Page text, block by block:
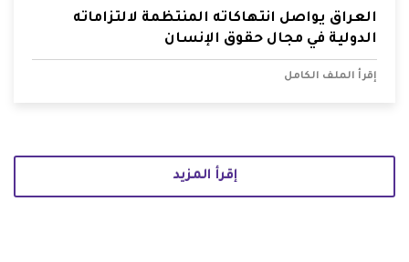
العراق يواصل انتهاكاته المنتظمة لالتزاماته
الدولية في مجال حقوق الإنسان
إقرأ الملف الكامل
إقرأ المزيد